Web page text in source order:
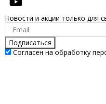
Новости и акции только для
Подписаться
Согласен на обработку